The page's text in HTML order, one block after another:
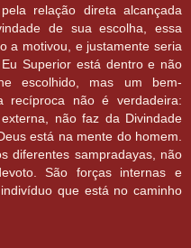
relação direta alcançada
de sua escolha, essa
a motivou, e justamente seria
Superior está dentro e não
escolhido, mas um bem-
recíproca não é verdadeira:
não faz da Divindade
está na mente do homem.
diferentes sampradayas, não
São forças internas e
que está no caminho